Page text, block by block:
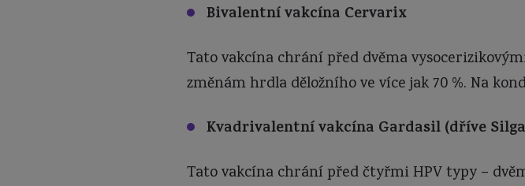
Bivalentnívakcína Cervarix
Tato vakcína chrání před dvěma
změnám hrdla děložního ve více jak 70 %. Na
Kvadrivalentnívakcína Gardasil (dříve
Tato vakcína chrání před čtyřmi HPV typy –